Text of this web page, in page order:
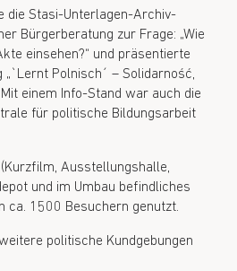
die Stasi-Unterlagen-Archiv-
Bürgerberatung zur Frage: „Wie
einsehen?“ und präsentierte
„`Lernt Polnisch´ – Solidarność,
Mit einem Info-Stand war auch die
für politische Bildungsarbeit
Ausstellungshalle,
und im Umbau befindliches
ca. 1500 Besuchern genutzt.
politische Kundgebungen